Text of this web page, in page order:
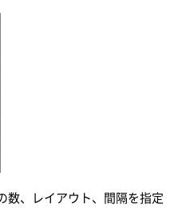
数、レイアウト、間隔を指定